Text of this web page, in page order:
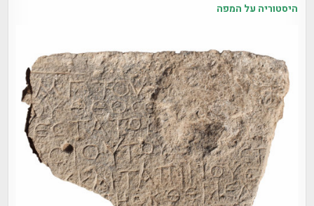
היסטוריה על המפה